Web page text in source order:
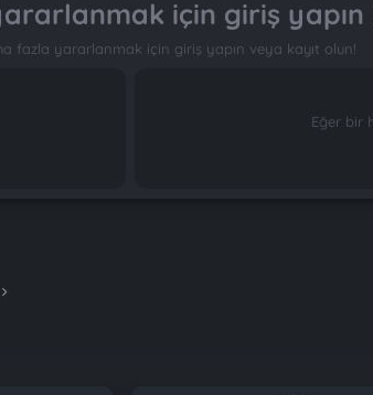
için giriş
fazla yararlanmak için giriş yapın veya kayıt olun!
Eğer bir